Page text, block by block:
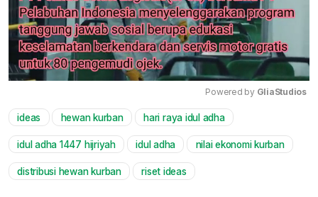
Powered by GliaStudios
ideas hewan kurban hari raya idul adha
idul adha 1447 hijriyah idul adha nilai ekonomi kurban
distribusi hewan kurban riset ideas